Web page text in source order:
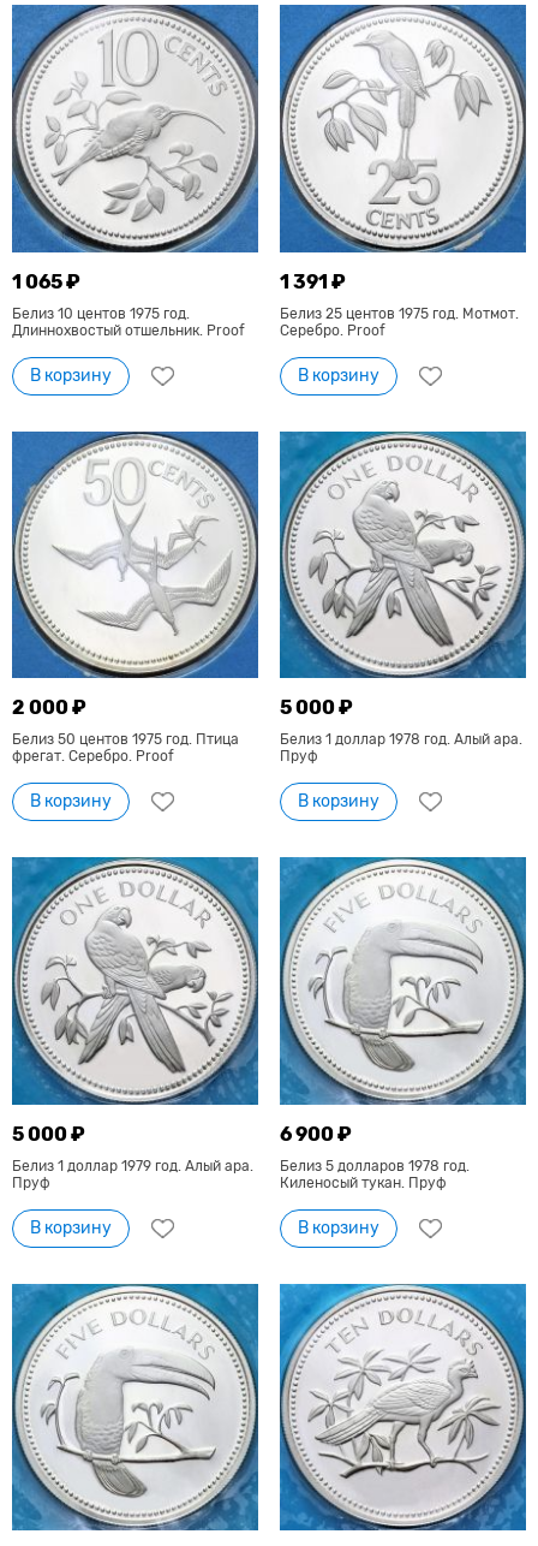
1 065 ₽
Белиз 10 центов 1975 год.
Длиннохвостый отшельник. Proof
В корзину
1 391 ₽
Белиз 25 центов 1975 год. Мотмот.
Серебро. Proof
В корзину
2 000 ₽
Белиз 50 центов 1975 год. Птица
фрегат. Серебро. Proof
В корзину
5 000 ₽
Белиз 1 доллар 1978 год. Алый ара.
Пруф
В корзину
5 000 ₽
Белиз 1 доллар 1979 год. Алый ара.
Пруф
В корзину
6 900 ₽
Белиз 5 долларов 1978 год.
Киленосый тукан. Пруф
В корзину